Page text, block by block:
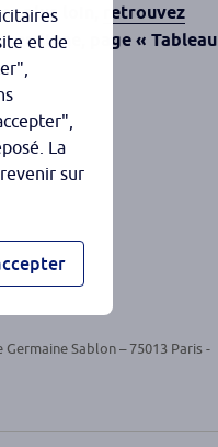
plus loin,
retrouvez
en ligne, page « Tableau
Sablon – 75013 Paris -
et de
La
sur